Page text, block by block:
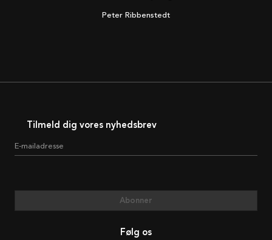
Peter Ribbenstedt
Tilmeld dig vores nyhedsbrev
E-mailadresse
Abonner
Følg os